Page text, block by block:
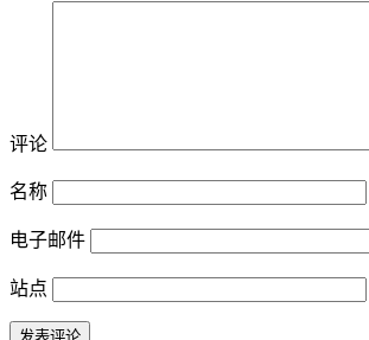
评论
名称
电子邮件
站点